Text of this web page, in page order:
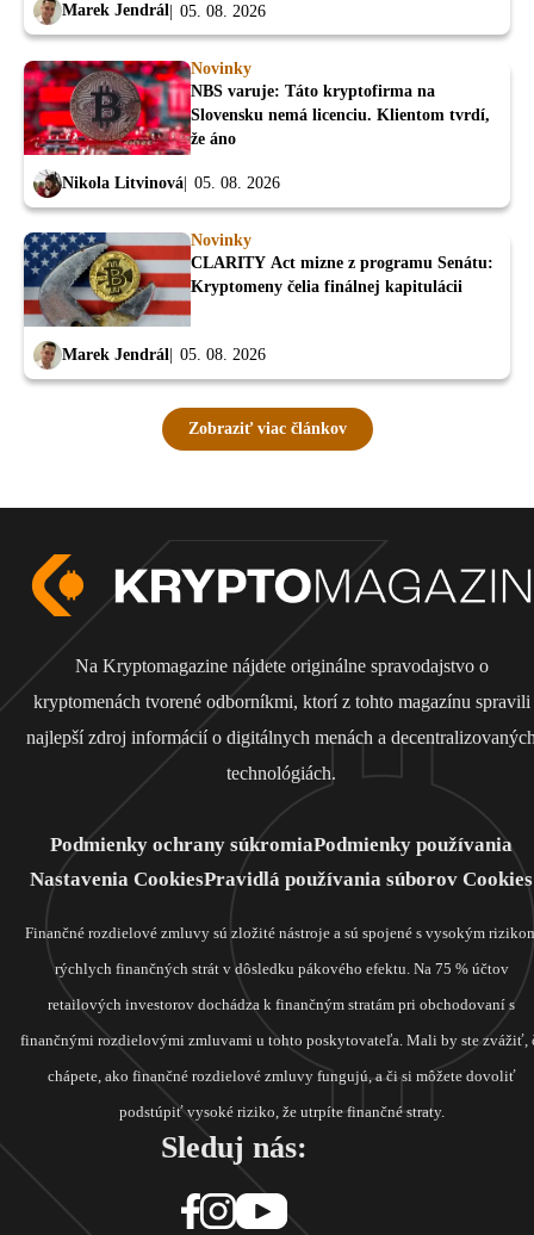
Marek Jendrál 05. 08. 2026
Novinky
NBS varuje: Táto kryptofirma na
Slovensku nemá licenciu. Klientom tvrdí,
že áno
Nikola Litvinová 05. 08. 2026
Novinky
CLARITY Act mizne z programu Senátu:
Kryptomeny čelia finálnej kapitulácii
Marek Jendrál 05. 08. 2026
Zobraziť viac článkov
Na Kryptomagazine nájdete originálne spravodajstvo o
kryptomenách tvorené odborníkmi, ktorí z tohto magazínu spravili
najlepší zdroj informácií o digitálnych menách a
technológiách.
Podmienky ochrany súkromiaPodmienky používania
Nastavenia CookiesPravidlá používania súborov Cookies
Finančné rozdielové zmluvy sú zložité nástroje a sú spojené s vysokým
rýchlych finančných strát v dôsledku pákového efektu. Na 75 % účtov
retailových investorov dochádza k finančným stratám pri obchodovaní s
finančnými rozdielovými zmluvami u tohto poskytovateľa. Mali by ste zvážiť,
chápete, ako finančné rozdielové zmluvy fungujú, a či si môžete dovoliť
podstúpiť vysoké riziko, že utrpíte finančné straty.
Sleduj nás: